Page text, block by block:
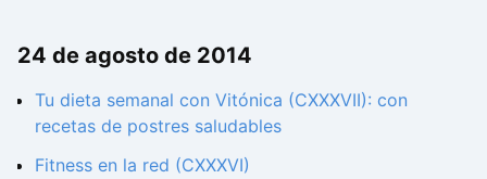
24 de agosto de 2014
Tu dieta semanal con Vitónica (CXXXVII): con
recetas de postres saludables
Fitness en la red (CXXXVI)